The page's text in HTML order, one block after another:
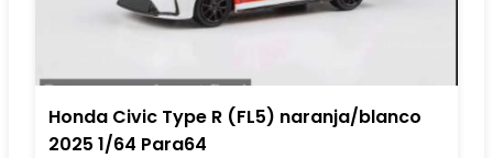
Honda Civic Type R (FL5) naranja/blanco
2025 1/64 Para64